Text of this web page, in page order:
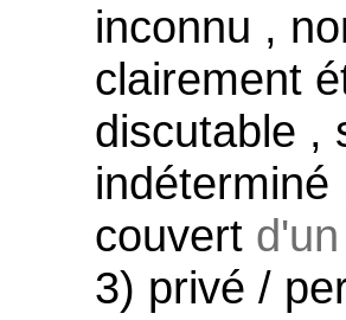
inconnu ,
clairement
discutable ,
couvert
3) privé /